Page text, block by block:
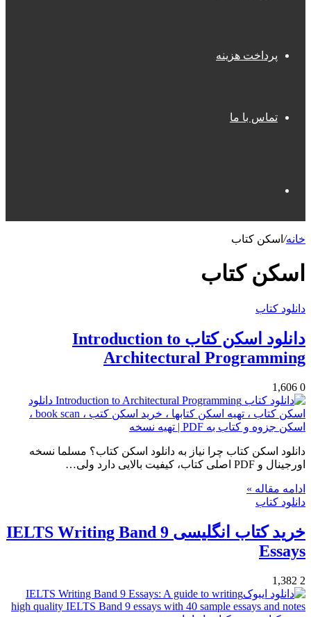
پرداخت هزینه
تماس با ما
خانه/ اسکن کتاب
اسکن کتاب
دانلود کتاب
دانلود اسکن کتاب Introduction to
Architectural Programming
0
دانلود اسکن کتاب چرا نیاز به دانلود اسکن کتاب؟ مسلما نسخه
اورجینال و PDF اصلی کتاب، کیفیت بالایی دارد ولی…
ادامه مقاله »
دانلود کتاب
خرید کتاب انگلیسی IELTS Writing Band 9
Essays
2